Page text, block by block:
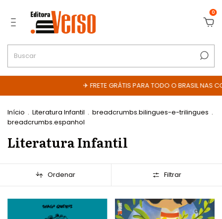
0
✈ FRETE GRÁTIS PARA TODO O BRASIL NAS COMPRAS
Início . Literatura Infantil . breadcrumbs.bilingues-e-trilingues .
breadcrumbs.espanhol
Literatura Infantil
Ordenar Filtrar